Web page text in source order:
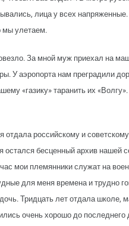
лица у всех
мы улетаем.
За мной муж приехал на
У аэропорта нам преградили
«газику» таранить их
отдала российскому и
остался бесценный архив нашей
мои племянники служат на
для меня времена и трудно
Тридцать лет отдала школе,
очень хорошо до последнего